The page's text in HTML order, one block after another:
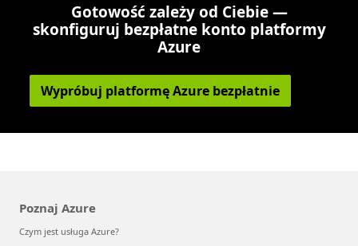
Gotowość zależy od Ciebie —
skonfiguruj bezpłatne konto platformy
Azure
Wypróbuj platformę Azure bezpłatnie
Poznaj Azure
Czym jest usługa Azure?